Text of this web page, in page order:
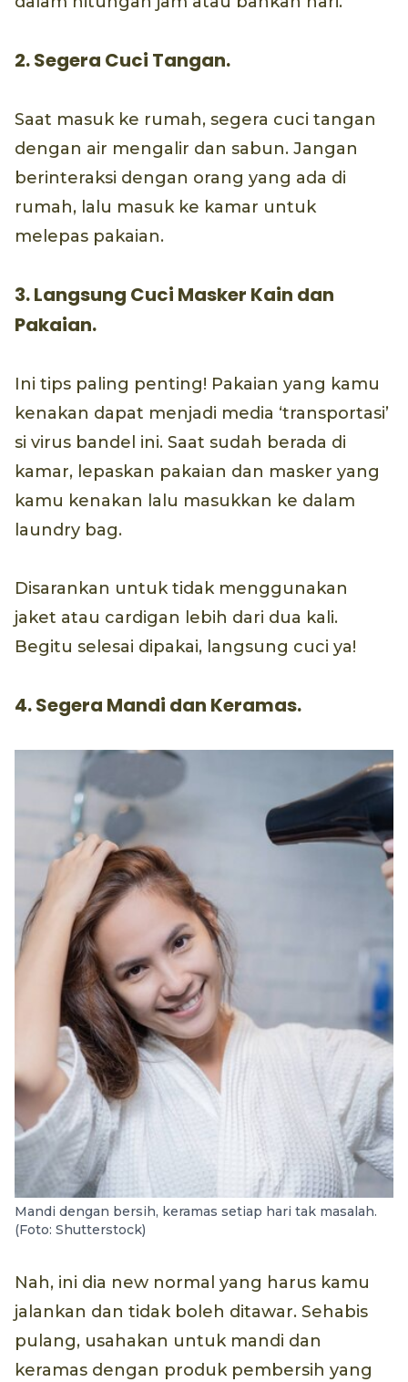
2. Segera Cuci Tangan.
Saat masuk ke rumah, segera cuci tangan
dengan air mengalir dan sabun. Jangan
berinteraksi dengan orang yang ada di
rumah, lalu masuk ke kamar untuk
melepas pakaian.
3. Langsung Cuci Masker Kain dan
Pakaian.
Ini tips paling penting! Pakaian yang kamu
kenakan dapat menjadi media ‘transportasi’
si virus bandel ini. Saat sudah berada di
kamar, lepaskan pakaian dan masker yang
kamu kenakan lalu masukkan ke dalam
laundry bag.
Disarankan untuk tidak menggunakan
jaket atau cardigan lebih dari dua kali.
Begitu selesai dipakai, langsung cuci ya!
4. Segera Mandi dan Keramas.
Mandi dengan bersih, keramas setiap hari tak masalah.
(Foto: Shutterstock)
Nah, ini dia new normal yang harus kamu
jalankan dan tidak boleh ditawar. Sehabis
pulang, usahakan untuk mandi dan
keramas dengan produk pembersih yang